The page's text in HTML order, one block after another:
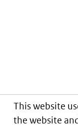
This website
the website